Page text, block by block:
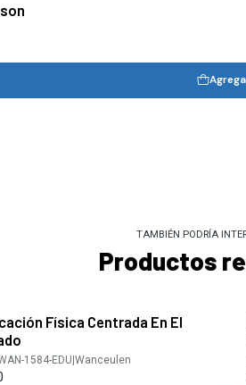
TAMBIÉN PODRÍA
Productos
Física Centrada En El
1584-EDU Wanceulen